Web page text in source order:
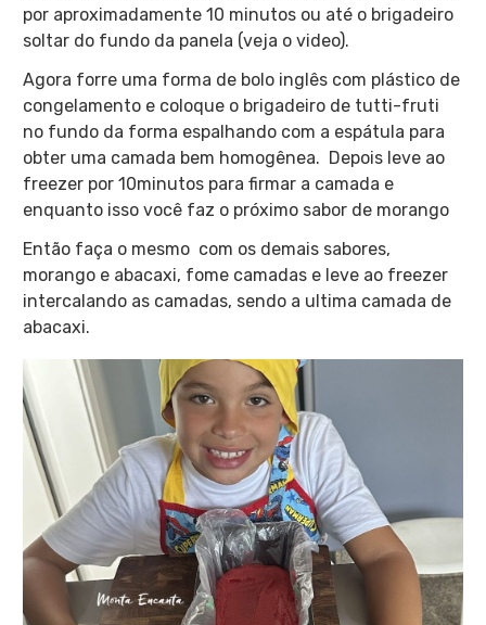
por aproximadamente 10 minutos ou até o brigadeiro
soltar do fundo da panela (veja o video).
Agora forre uma forma de bolo inglês com plástico de
congelamento e coloque o brigadeiro de tutti-fruti
no fundo da forma espalhando com a espátula para
obter uma camada bem homogênea. Depois leve ao
freezer por 10minutos para firmar a camada e
enquanto isso você faz o próximo sabor de morango
Então faça o mesmo com os demais sabores,
morango e abacaxi, fome camadas e leve ao freezer
intercalando as camadas, sendo a ultima camada de
abacaxi.